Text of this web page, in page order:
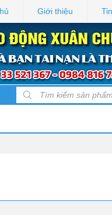
Giới thiệu
Products search